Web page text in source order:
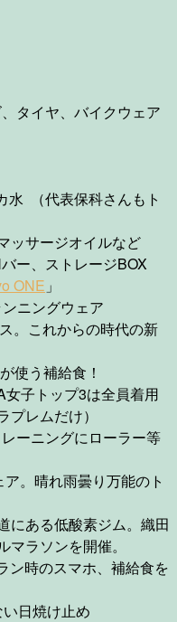
タイヤ、バイクウェア
水 （代表保科さんもト
ッサージオイルなど
ー、ストレージBOX
ONE 」
ニングウェア
。これからの時代の新
使う補給食！
子トップ3は全員着用
プレムだけ）
ーニングにローラー等
。晴れ雨曇り万能のト
にある低酸素ジム。織田
ラソンを開催。
ン時のスマホ、補給食を
日焼け止め